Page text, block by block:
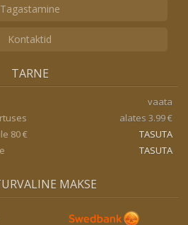
Tagastamine
Kontaktid
TARNE
vaata
alates 3.99 €
80 €
TASUTA
TASUTA
MAKSE